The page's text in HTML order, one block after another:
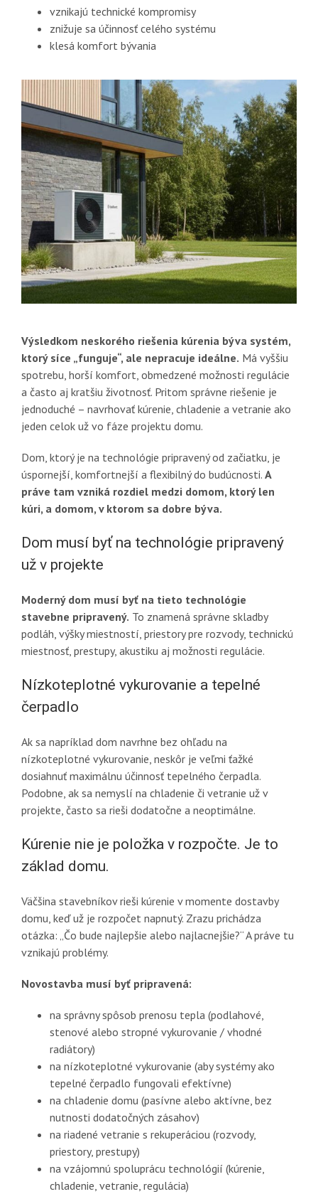
vznikajú technické kompromisy
znižuje sa účinnosť celého systému
klesá komfort bývania
Výsledkom neskorého riešenia kúrenia býva systém,
ktorý síce „funguje“, ale nepracuje ideálne. Má vyššiu
spotrebu, horší komfort, obmedzené možnosti regulácie
a často aj kratšiu životnosť. Pritom správne riešenie je
jednoduché – navrhovať kúrenie, chladenie a vetranie ako
jeden celok už vo fáze projektu domu.
Dom, ktorý je na technológie pripravený od začiatku, je
úspornejší, komfortnejší a flexibilný do budúcnosti. A
práve tam vzniká rozdiel medzi domom, ktorý len
kúri, a domom, v ktorom sa dobre býva.
Dom musí byť na technológie pripravený
už v projekte
Moderný dom musí byť na tieto technológie
stavebne pripravený. To znamená správne skladby
podláh, výšky miestností, priestory pre rozvody, technickú
miestnosť, prestupy, akustiku aj možnosti regulácie.
Nízkoteplotné vykurovanie a tepelné
čerpadlo
Ak sa napríklad dom navrhne bez ohľadu na
nízkoteplotné vykurovanie, neskôr je veľmi ťažké
dosiahnuť maximálnu účinnosť tepelného čerpadla.
Podobne, ak sa nemyslí na chladenie či vetranie už v
projekte, často sa rieši dodatočne a neoptimálne.
Kúrenie nie je položka v rozpočte. Je to
základ domu.
Väčšina stavebníkov rieši kúrenie v momente dostavby
domu, keď už je rozpočet napnutý. Zrazu prichádza
otázka: „Čo bude najlepšie alebo najlacnejšie?“ A práve tu
vznikajú problémy.
Novostavba musí byť pripravená:
na správny spôsob prenosu tepla (podlahové,
stenové alebo stropné vykurovanie / vhodné
radiátory)
na nízkoteplotné vykurovanie (aby systémy ako
tepelné čerpadlo fungovali efektívne)
na chladenie domu (pasívne alebo aktívne, bez
nutnosti dodatočných zásahov)
na riadené vetranie s rekuperáciou (rozvody,
priestory, prestupy)
na vzájomnú spoluprácu technológií (kúrenie,
chladenie, vetranie, regulácia)